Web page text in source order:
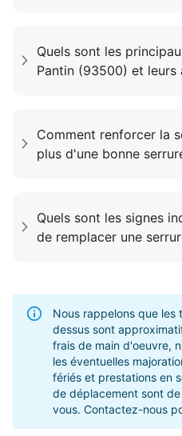
Quels sont les
Pantin (93500) et leurs
Comment renforcer la
plus d'une bonne
Quels sont les signes
de remplacer une
Nous rappelons que
dessus sont
frais de main d'oeuvre,
les éventuelles
fériés et prestations en
de déplacement sont
vous. Contactez-nous